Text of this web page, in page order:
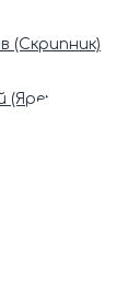
(Скрипник)
(Ярема)